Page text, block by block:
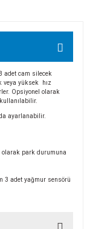
adet cam silecek
veya yüksek hız
Opsiyonel olarak
ayarlanabilir.
olarak park durumuna
3 adet yağmur sensörü